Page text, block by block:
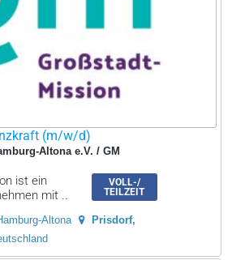
(m/w/d)
Altona e.V. / GM
VOLL-/
TEILZEIT
ist ein
mit ..
Altona
Prisdorf